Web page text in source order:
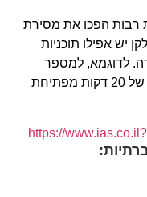
הפכו את מסירת
אפילו תוכניות
לדוגמא, למספר
חברות תעופה אמריקניות, יש הבטחה של 20 דקות מפתיחת
https://